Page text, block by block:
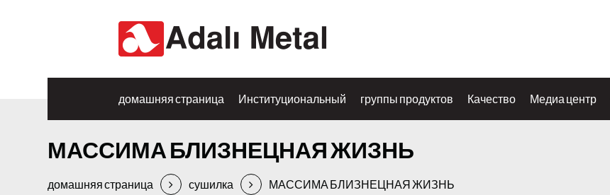
домашняя страница Институциональный группы продуктов Качество Медиа центр
МАССИМА БЛИЗНЕЦНАЯ ЖИЗНЬ
домашняя страница сушилка МАССИМА БЛИЗНЕЦНАЯ ЖИЗНЬ